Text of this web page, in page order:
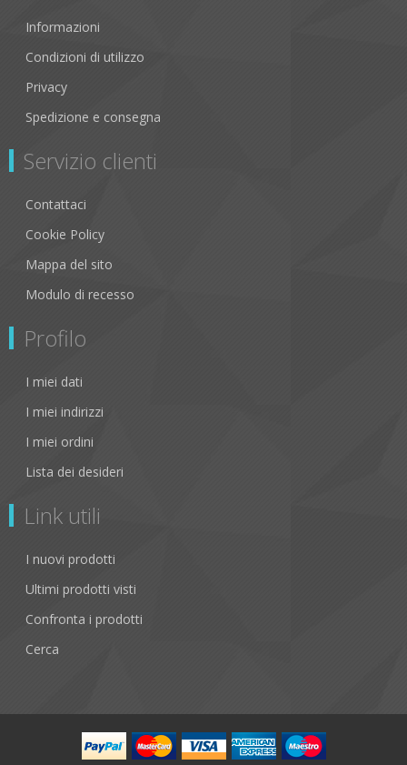
Informazioni
Condizioni di utilizzo
Privacy
Spedizione e consegna
Servizio clienti
Contattaci
Cookie Policy
Mappa del sito
Modulo di recesso
Profilo
I miei dati
I miei indirizzi
I miei ordini
Lista dei desideri
Link utili
I nuovi prodotti
Ultimi prodotti visti
Confronta i prodotti
Cerca